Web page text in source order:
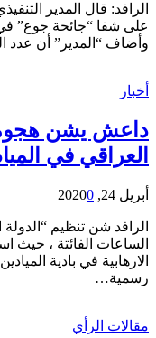
الرافد: قال المدير
وأضاف “المدير” أن عدد
أخبار
داعش يشن
العراقي في
أبريل 24, 2020 0
الرافد شن تنظيم “الدولة
الساعات الفائتة ، حيث
الارهابية في بادية
رسمية…
مقالات الرأي